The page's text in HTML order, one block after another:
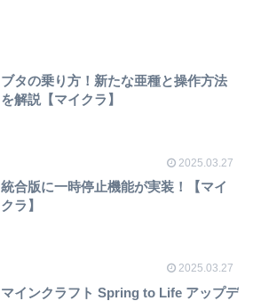
ブタの乗り方！新たな亜種と操作方法
を解説【マイクラ】
2025.03.27
統合版に一時停止機能が実装！【マイ
クラ】
2025.03.27
マインクラフト Spring to Life アップデ